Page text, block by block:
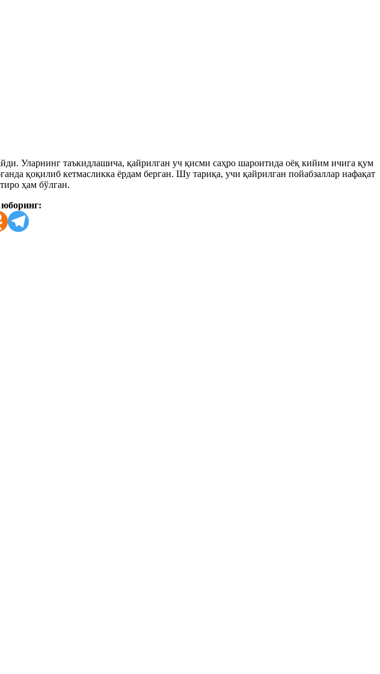
Уларнинг таъкидлашича, қайрилган уч қисми саҳро шароитида оёқ кийим ичига қум
қоқилиб кетмасликка ёрдам берган. Шу тариқа, учи қайрилган пойабзаллар нафақат
ҳам бўлган.
юборинг: